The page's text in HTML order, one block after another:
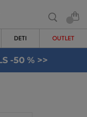
DETI OUTLET
-50 % >>